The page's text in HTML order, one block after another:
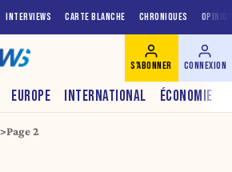
INTERVIEWS CARTE BLANCHE CHRONIQUES
EUROPE INTERNATIONAL ÉCONOMIE
S'ABONNER CONNEXION
Page 2